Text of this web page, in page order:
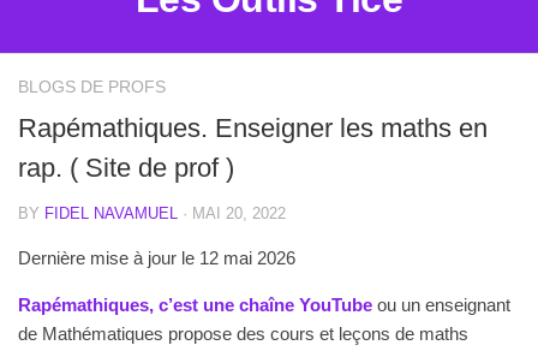
BLOGS DE PROFS
Rapémathiques. Enseigner les maths en
rap. ( Site de prof )
BY FIDEL NAVAMUEL · MAI 20, 2022
Dernière mise à jour le 12 mai 2026
Rapémathiques, c’est une chaîne YouTube ou un enseignant
de Mathématiques propose des cours et leçons de maths